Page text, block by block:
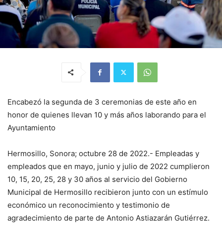
Encabezó la segunda de 3 ceremonias de este año en
honor de quienes llevan 10 y más años laborando para el
Ayuntamiento
Hermosillo, Sonora; octubre 28 de 2022.- Empleadas y
empleados que en mayo, junio y julio de 2022 cumplieron
10, 15, 20, 25, 28 y 30 años al servicio del Gobierno
Municipal de Hermosillo recibieron junto con un estímulo
económico un reconocimiento y testimonio de
agradecimiento de parte de Antonio Astiazarán Gutiérrez.